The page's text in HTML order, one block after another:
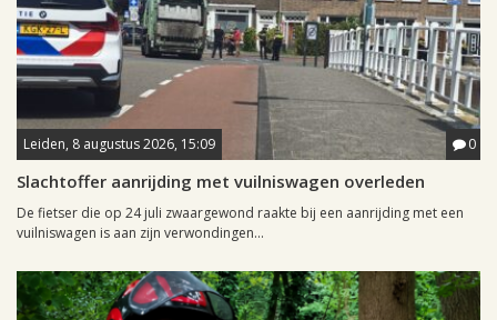
Leiden, 8 augustus 2026, 15:09 0
Slachtoffer aanrijding met vuilniswagen overleden
De fietser die op 24 juli zwaargewond raakte bij een aanrijding met een
vuilniswagen is aan zijn verwondingen...